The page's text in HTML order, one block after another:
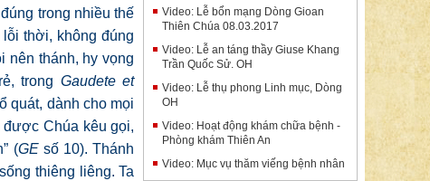
trong nhiều thế
thời, không đúng
nên thánh, hy vọng
trong Gaudete et
quát, dành cho mọi
được Chúa kêu gọi,
(GEsố 10). Thánh
thiêng liêng. Ta
Video: Lễ bổn mạng Dòng Gioan
Thiên Chúa 08.03.2017
Video: Lễ an táng thầy Giuse Khang
Trần Quốc Sử. OH
Video: Lễ thụ phong Linh mục, Dòng
OH
Video: Hoạt động khám chữa bệnh -
Phòng khám Thiên An
Video: Mục vụ thăm viếng bệnh nhân